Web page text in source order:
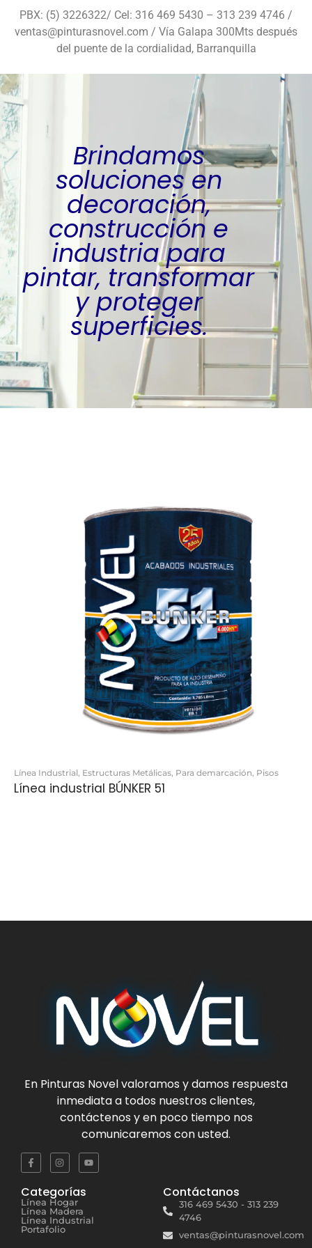
PBX: (5) 3226322/ Cel: 316 469 5430 – 313 239 4746 /
ventas@pinturasnovel.com / Vía Galapa 300Mts después
del puente de la cordialidad, Barranquilla
Brindamos
soluciones en
decoración,
construcción e
industria para
pintar, transformar
y proteger
superficies.
Línea Industrial, Estructuras Metálicas, Para demarcación, Pisos
Línea industrial BÚNKER 51
En Pinturas Novelvaloramos y damos respuesta
inmediata a todos nuestros clientes,
contáctenos y en poco tiempo nos
comunicaremos con usted.
Categorías
Línea Hogar
Línea Madera
Línea Industrial
Portafolio
Contáctanos
316 469 5430 - 313 239
4746
ventas@pinturasnovel.com